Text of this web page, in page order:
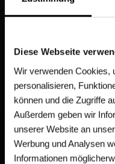
Diese Webseite
Wir verwenden Cookies,
personalisieren,
können und die Zugriffe
Außerdem geben wir
unserer Website an
Werbung und Analysen
Informationen